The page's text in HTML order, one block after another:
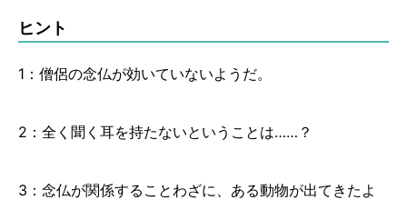
ヒント
1：僧侶の念仏が効いていないようだ。
2：全く聞く耳を持たないということは……？
3：念仏が関係することわざに、ある動物が出てきたよ